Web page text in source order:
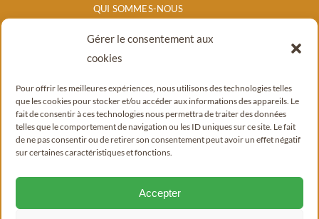
Gérer le consentement aux
cookies
Pour offrir les meilleures expériences, nous utilisons des technologies telles
que les cookies pour stocker et/ou accéder aux informations des appareils. Le
fait de consentir à ces technologies nous permettra de traiter des données
telles que le comportement de navigation ou les ID uniques sur ce site. Le fait
de ne pas consentir ou de retirer son consentement peut avoir un effet négatif
sur certaines caractéristiques et fonctions.
Accepter
QUI SOMMES-NOUS
NOS PRODUITS
POINTS DE
BLOG
CONTACT
© Copyright 2022 - 2026 |Mentions légales|Politique de confidentialité|